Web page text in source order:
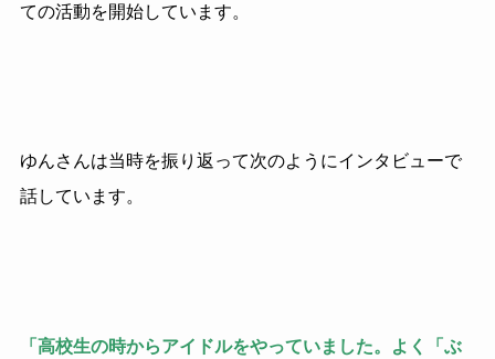
ての活動を開始しています。
ゆんさんは当時を振り返って次のようにインタビューで
話しています。
「高校生の時からアイドルをやっていました。よく「ぶ